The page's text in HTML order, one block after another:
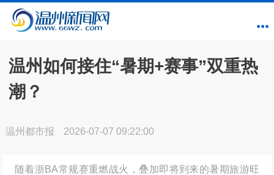
温州如何接住“暑期+赛事”双重热
潮？
温州都市报 2026-07-07 09:22:00
随着浙BA常规赛重燃战火，叠加即将到来的暑期旅游旺